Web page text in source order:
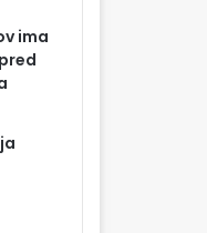
ima